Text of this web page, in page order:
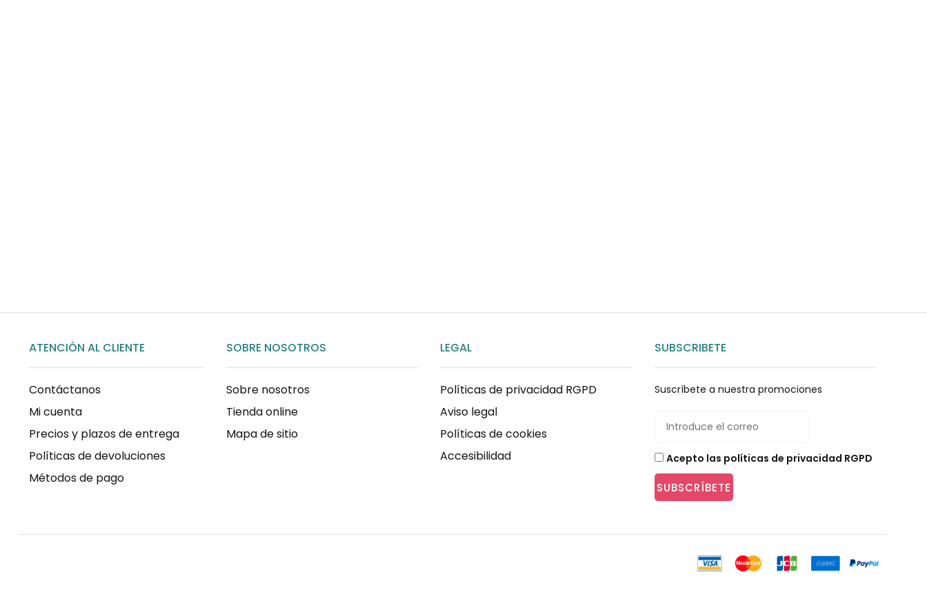
ATENCIÓN AL CLIENTE
Contáctanos
Mi cuenta
Precios y plazos de entrega
Políticas de devoluciones
Métodos de pago
SOBRE NOSOTROS
Sobre nosotros
Tienda online
Mapa de sitio
LEGAL
Políticas de privacidad RGPD
Aviso legal
Políticas de cookies
Accesibilidad
SUBSCRIBETE
Suscríbete a nuestra promociones
Acepto las políticas de privacidad RGPD
SUBSCRÍBETE